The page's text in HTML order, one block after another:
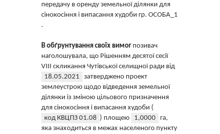
передачу в оренду земельної ділянки для
сінокосіння і випасання худоби гр. ОСОБА_1
.
В обґрунтування своїх вимогпозивач
наголошувала, що Рішенням десятої сесії
VIII скликання Чутівської селищної ради від
18.05.2021
затверджено проект
землеустрою щодо відведення земельної
ділянки із зміною цільового призначення
для сінокосіння і випасання худоби (
код КВЦПЗ 01.08 ) площею 1,0000 га,
яка знаходиться в межах населеного пункту